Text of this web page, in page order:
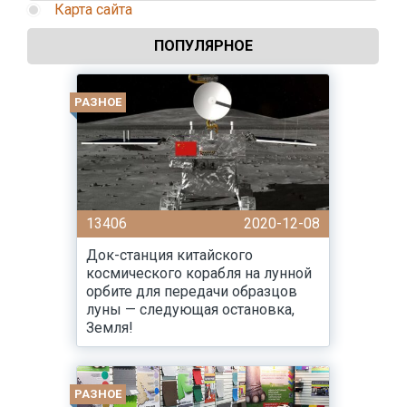
Карта сайта
ПОПУЛЯРНОЕ
РАЗНОЕ
13406
2020-12-08
Док-станция китайского
космического корабля на лунной
орбите для передачи образцов
луны — следующая остановка,
Земля!
РАЗНОЕ